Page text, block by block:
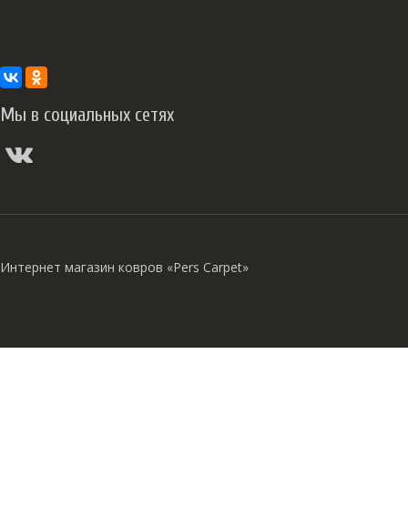
Мы в социальных сетях
Интернет магазин ковров «Pers Carpet»